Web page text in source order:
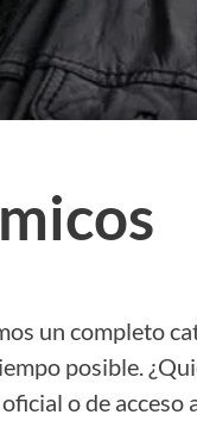
un completo
posible.
o de acceso